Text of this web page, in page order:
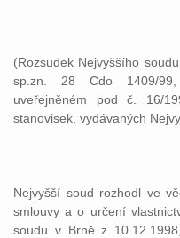
(Rozsudek Nejvyššího
sp.zn. 28 Cdo 1409/
uveřejněném pod č. 16/
stanovisek, vydávaných
Nejvyšší soud rozhodl ve
smlouvy a o určení
soudu v Brně z